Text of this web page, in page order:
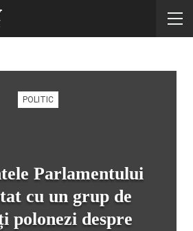
POLITIC
Parlamentului
cu un grup de
polonezi despre